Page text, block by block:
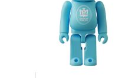
BE@RBRICK 水曜日の
ダウンタウン 招き猫
400％